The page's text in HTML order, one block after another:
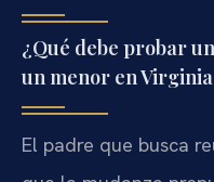
¿Qué debe probar
un menor en
El padre que busca